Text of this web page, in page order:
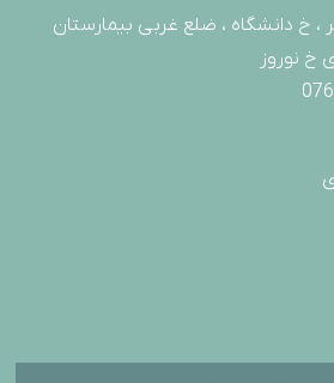
، خ دانشگاه ، ضلع غربی بیمارستان
خ نوروز